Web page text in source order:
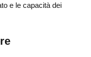
e le capacità dei